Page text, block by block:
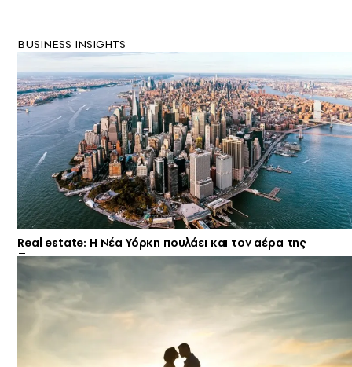
BUSINESS INSIGHTS
Real estate: H Νέα Υόρκη πουλάει και τον αέρα της